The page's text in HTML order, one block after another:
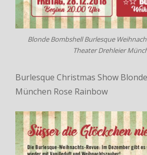
Blonde Bombshell Burlesque
Theater Drehleier
Burlesque Christmas Show
München Rose Rainbow